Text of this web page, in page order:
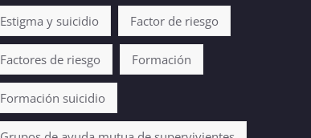
Estigma y suicidio Factor de riesgo
Factores de riesgo Formación
Formación suicidio